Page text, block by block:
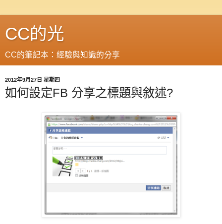
CC的光
CC的筆記本：經驗與知識的分享
2012年9月27日 星期四
如何設定FB 分享之標題與敘述?